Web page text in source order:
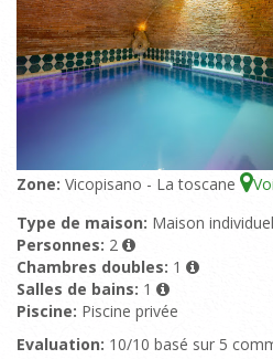
Zone: Vicopisano - La toscane
Type de maison: Maison
Personnes: 2
Chambres doubles: 1
Salles de bains: 1
Piscine: Piscine privée
Evaluation: 10/10 basé sur 5